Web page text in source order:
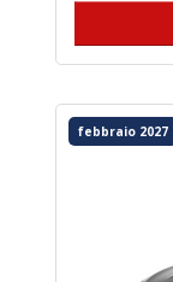
febbraio 2027